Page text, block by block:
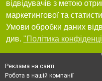
відвідувачів з метою
маркетингової та
Умови обробки даних
див. "Політика
Реклама на сайті
Робота в нашій компанії